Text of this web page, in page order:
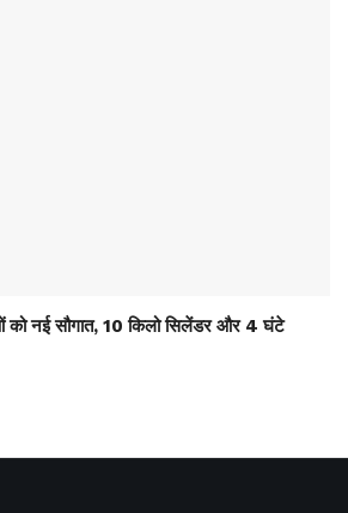
को नई सौगात, 10 किलो सिलेंडर और 4 घंटे